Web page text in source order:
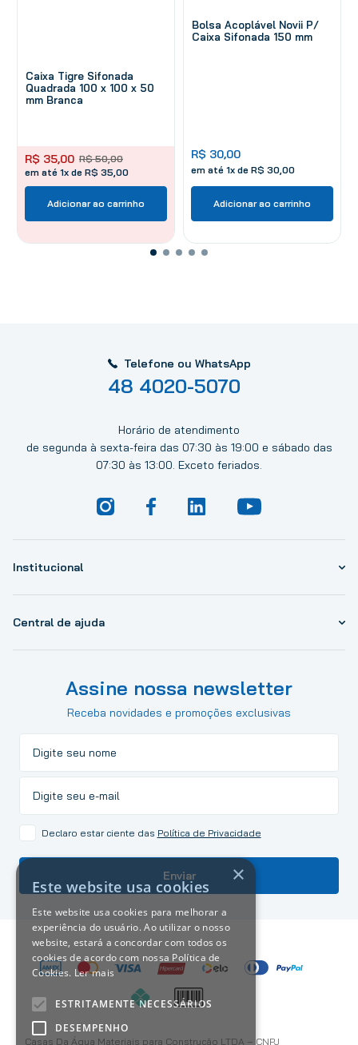
Caixa Tigre Sifonada
Quadrada 100 x 100 x 50
mm Branca
R$ 50,00
R$ 35,00
em até 1x de R$ 35,00
Adicionar ao carrinho
Bolsa Acoplável Novii P/
Caixa Sifonada 150 mm
R$ 30,00
em até 1x de R$ 30 00
Adicionar ao carrinho
Telefone ou WhatsApp
48 4020-5070
Horário de atendimento
de segunda à sexta-feira das 07:30 às 19:00 e sábado das
07:30 às 13:00. Exceto feriados.
Institucional
Central de ajuda
Assine nossa newsletter
Receba novidades e promoções exclusivas
Declaro estar ciente das Política de Privacidade
Enviar
Casas Da Água Materiais para Construção LTDA – CNPJ
×
Este website usa cookies
Este website usa cookies para melhorar a
experiência do usuário. Ao utilizar o nosso
website, estará a concordar com todos os
cookies de acordo com nossa Política de
Cookies. Ler mais
ESTRITAMENTE NECESSÁRIOS
DESEMPENHO